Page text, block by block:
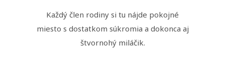
Každý člen rodiny si tu nájde pokojné
miesto s dostatkom súkromia a dokonca aj
štvornohý miláčik.